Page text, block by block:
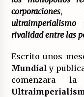
corporaciones,
rivalidad entre las
Escrito unos
Mundialy
comenzara